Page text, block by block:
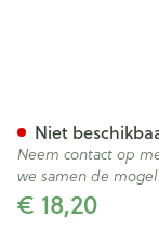
€ 18,20
Niet
Neem contact op
we samen de